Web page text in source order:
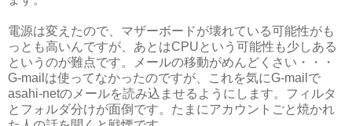
電源は変えたので、マザーボードが壊れている可能性がも
っとも高いんですが、あとはCPUという可能性も少しある
というのが難点です。メールの移動がめんどくさい・・・
G-mailは使ってなかったのですが、これを気にG-mailで
asahi-netのメールを読み込ませるようにします。フィルタ
とフォルダ分けが面倒です。たまにアカウントごと焼かれ